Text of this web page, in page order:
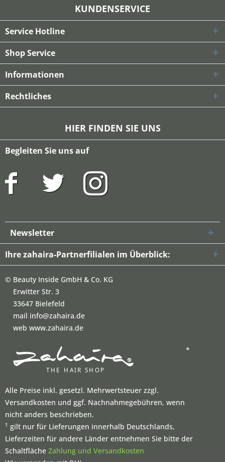
KUNDENSERVICE
Service Hotline
Shop Service
Informationen
Rechtliches
HIER FINDEN SIE UNS
Begleiten Sie uns auf
Newsletter
Ihre zahaira-Partnerfilialen im Überblick:
© Beauty Inside GmbH & Co. KG
Erwitter Str. 3
33647 Bielefeld
mail info@zahaira.de
web www.zahaira.de
*
Alle Preise inkl. gesetzl. Mehrwertsteuer zzgl.
Versandkosten und ggf. Nachnahmegebühren, wenn
nicht anders beschrieben.
† gilt nur für Lieferungen innerhalb Deutschlands,
Lieferzeiten für andere Länder entnehmen Sie bitte der
Schaltfläche Zahlung und Versandkosten